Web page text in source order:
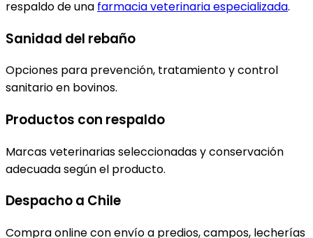
respaldo de una farmacia veterinaria especializada.
Sanidad del rebaño
Opciones para prevención, tratamiento y control
sanitario en bovinos.
Productos con respaldo
Marcas veterinarias seleccionadas y conservación
adecuada según el producto.
Despacho a Chile
Compra online con envío a predios, campos, lecherías